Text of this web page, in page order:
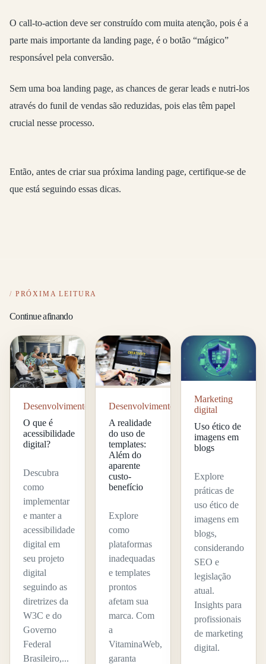
O call-to-action deve ser construído com muita atenção, pois é a
parte mais importante da landing page, é o botão “mágico”
responsável pela conversão.
Sem uma boa landing page, as chances de gerar leads e nutri-los
através do funil de vendas são reduzidas, pois elas têm papel
crucial nesse processo.
Então, antes de criar sua próxima landing page, certifique-se de
que está seguindo essas dicas.
PRÓXIMA LEITURA
Continue afinando
Desenvolvimento
O que é
acessibilidade
digital?
Descubra
como
implementar
e manter a
acessibilidade
digital em
seu projeto
digital
seguindo as
diretrizes da
W3C e do
Governo
Federal
Brasileiro,...
Desenvolvimento
A realidade
do uso de
templates:
Além do
aparente
custo-
benefício
Explore
como
plataformas
inadequadas
e templates
prontos
afetam sua
marca. Com
a
VitaminaWeb,
garanta
Marketing
digital
Uso ético de
imagens em
blogs
Explore
práticas de
uso ético de
imagens em
blogs,
considerando
SEO e
legislação
atual.
Insights para
profissionais
de marketing
digital.